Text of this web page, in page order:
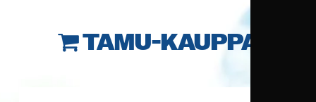
TAMU-KAUPPA